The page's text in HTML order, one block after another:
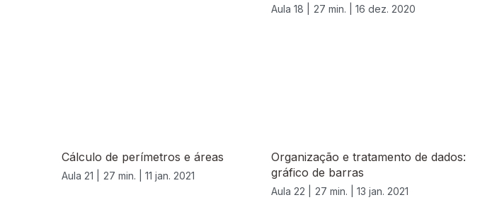
Aula 18 | 27 min. | 16 dez. 2020
Cálculo de perímetros e áreas
Aula 21 | 27 min. | 11 jan. 2021
Organização e tratamento de dados:
gráfico de barras
Aula 22 | 27 min. | 13 jan. 2021